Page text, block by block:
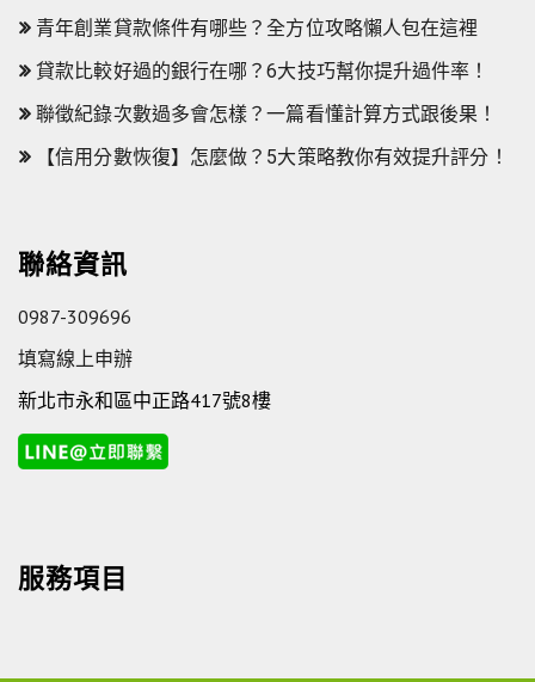
青年創業貸款條件有哪些？全方位攻略懶人包在這裡
貸款比較好過的銀行在哪？6大技巧幫你提升過件率！
聯徵紀錄次數過多會怎樣？一篇看懂計算方式跟後果！
【信用分數恢復】怎麼做？5大策略教你有效提升評分！
聯絡資訊
0987-309696
填寫線上申辦
新北市永和區中正路417號8樓
服務項目